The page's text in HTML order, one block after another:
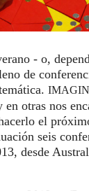
Más...
- o,
de
en otras nos
el
seis
desde